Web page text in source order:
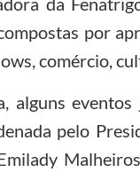
por
comércio,
alguns
pelo